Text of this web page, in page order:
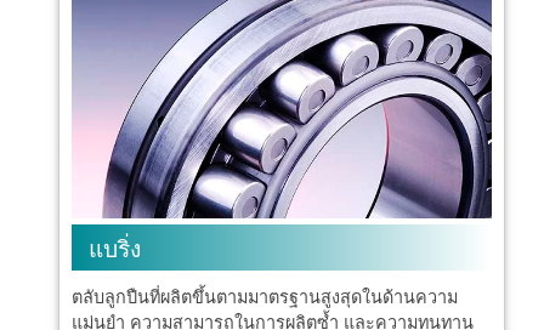
แบริ่ง
ตลับลูกปืนที่ผลิตขึ้นตามมาตรฐานสูงสุดในด้านความ
แม่นยำ ความสามารถในการผลิตซ้ำ และความทนทาน